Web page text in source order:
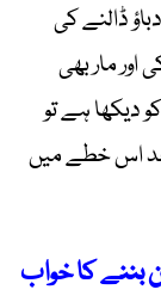
ڈالنے کی
مار بھی
دیکھا ہے تو
اس خطے میں
بننے کا خواب